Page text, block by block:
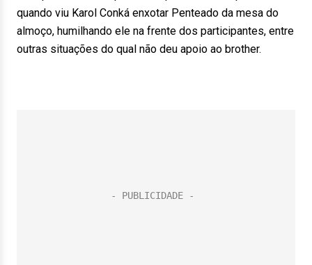
quando viu Karol Conká enxotar Penteado da mesa do
almoço, humilhando ele na frente dos participantes, entre
outras situações do qual não deu apoio ao brother.